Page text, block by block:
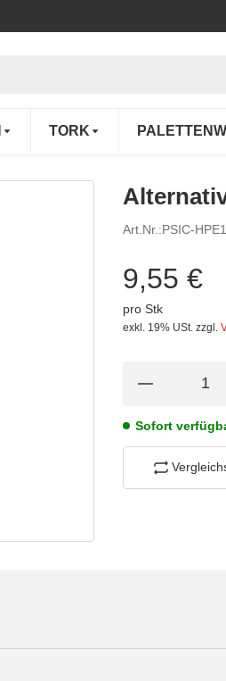
TORK
Art.Nr.:PSIC-
9,55 €
pro Stk
exkl. 19% USt. zzgl.
Sofort